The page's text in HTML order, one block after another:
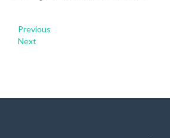
Previous
Next